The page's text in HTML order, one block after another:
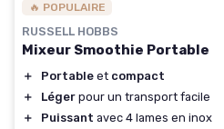
🔥 POPULAIRE
RUSSELL HOBBS
Mixeur Smoothie Portable
＋ Portable et compact
＋
Léger pour un transport facile
＋
Puissant avec 4 lames en inox